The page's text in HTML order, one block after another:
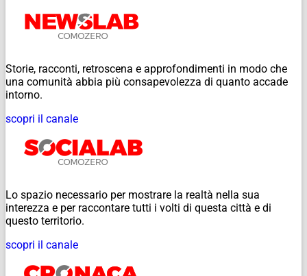
Storie, racconti, retroscena e approfondimenti in modo che
una comunità abbia più consapevolezza di quanto accade
intorno.
scopri il canale
Lo spazio necessario per mostrare la realtà nella sua
interezza e per raccontare tutti i volti di questa città e di
questo territorio.
scopri il canale